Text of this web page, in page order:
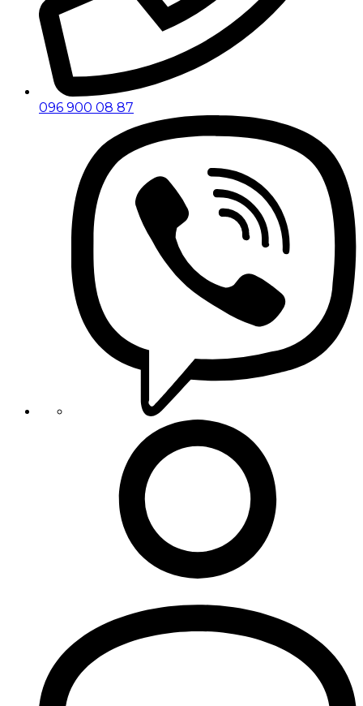
096 900 08 87